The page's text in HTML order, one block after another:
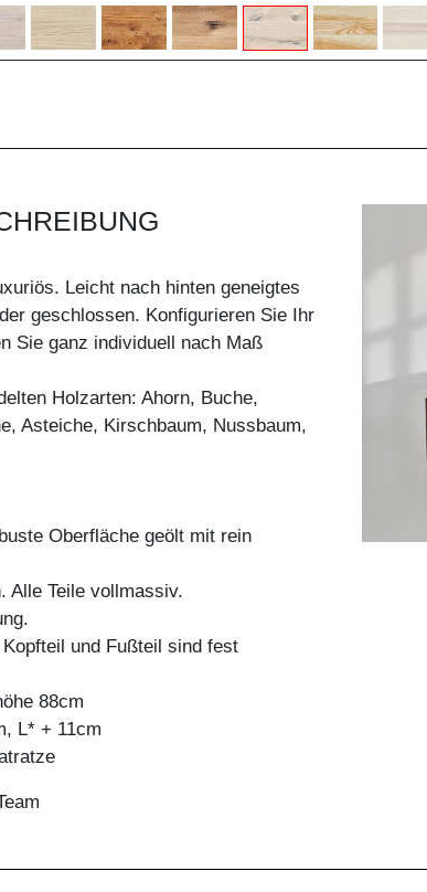
Leicht nach hinten geneigtes
geschlossen. Konfigurieren Sie Ihr
Sie ganz individuell nach Maß
Holzarten: Ahorn, Buche,
Asteiche, Kirschbaum, Nussbaum,
Oberfläche geölt mit rein
Alle Teile vollmassiv.
und Fußteil sind fest
88cm
L* + 11cm